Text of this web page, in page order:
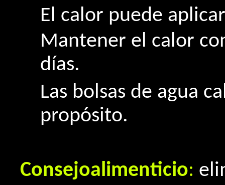
El calor puede
Mantener el calor
días.
Las bolsas de agua
propósito.
Consejoalimenticio: